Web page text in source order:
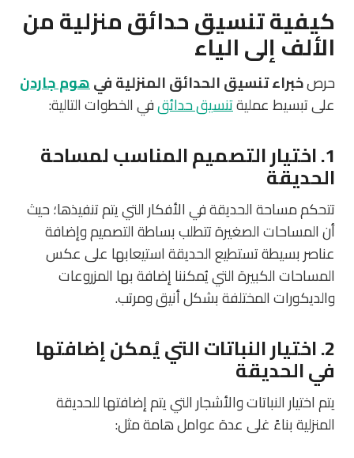
كيفية تنسيق حدائق منزلية من
الألف إلى الياء
حرصخبراء تنسيق الحدائق المنزلية فيهوم جاردن
على تبسيط عمليةتنسيق حدائقفي الخطوات التالية:
1. اختيار التصميم المناسب لمساحة
الحديقة
تتحكم مساحة الحديقة في الأفكار التي يتم تنفيذها؛ حيث
أن المساحات الصغيرة تتطلب بساطة التصميم وإضافة
عناصر بسيطة تستطيع الحديقة استيعابها على عكس
المساحات الكبيرة التي يُمكننا إضافة بها المزروعات
والديكورات المختلفة بشكل أنيق ومرتب.
2. اختيار النباتات التي يُمكن إضافتها
في الحديقة
يتم اختيار النباتات والأشجار التي يتم إضافتها للحديقة
المنزلية بناءً غلى عدة عوامل هامة مثل: